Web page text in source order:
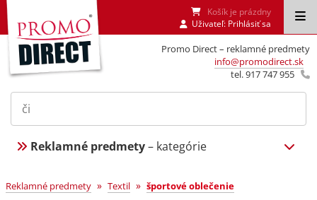
Promo Direct – reklamné predmety
info@promodirect.sk
tel. 917 747 955
Košík je prázdny
Uživateľ: Prihlásiť sa
Reklamné predmety– kategórie
Reklamné predmety » Textil » športové oblečenie